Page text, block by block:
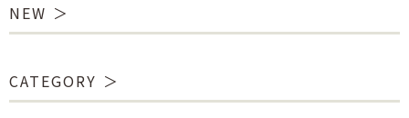
NEW
CATEGORY